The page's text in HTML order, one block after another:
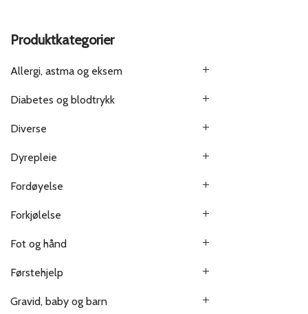
209.00 kr.
Produktkategorier
Allergi, astma og eksem
Diabetes og blodtrykk
Diverse
Dyrepleie
Fordøyelse
Forkjølelse
Fot og hånd
Førstehjelp
Gravid, baby og barn